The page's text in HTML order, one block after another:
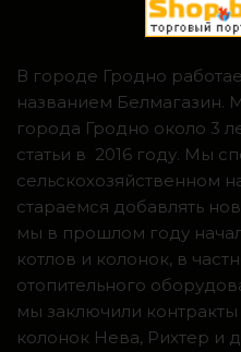
В городе Гродно
названием Белмагазин.
города Гродно около 3
статьи в 2016 году. Мы
сельскохозяйственном
стараемся добавлять
мы в прошлом году
котлов и колонок, в
отопительного
мы заключили контракты
колонок Нева, Рихтер и